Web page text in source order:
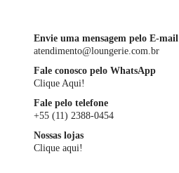
Envie uma mensagem pelo E-mail
atendimento@loungerie.com.br
Fale conosco pelo WhatsApp
Clique Aqui!
Fale pelo telefone
+55 (11) 2388-0454
Nossas lojas
Clique aqui!